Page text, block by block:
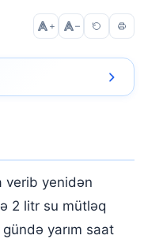
+ –
verib yenidən
2 litr su mütləq
yarım saat